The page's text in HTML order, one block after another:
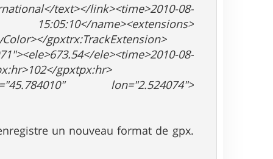
text></link><time>2010-08-
name><extensions>
gpxtrx:TrackExtension>
ele><time>2010-08-
gpxtpx:hr>
lon="2.524074">
un nouveau format de gpx.